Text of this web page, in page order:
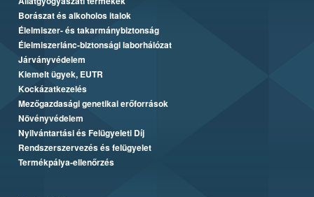
Borászat és alkoholos italok
Élelmiszer- és takarmánybiztonság
Élelmiszerlánc-biztonsági laborhálózat
Járványvédelem
Kiemelt ügyek, EUTR
Kockázatkezelés
Mezőgazdasági genetikai erőforrások
Növényvédelem
Nyilvántartási és Felügyeleti Díj
Rendszerszervezés és felügyelet
Termékpálya-ellenőrzés